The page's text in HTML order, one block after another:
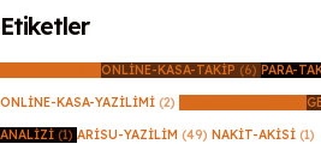
Etiketler
ONLINE-KASA-TAKIP (6) PARA-
ONLINE-KASA-YAZILIMI (2)
ANALIZI (1) ARISU-YAZILIM (49) NAKIT-AKISI (1)